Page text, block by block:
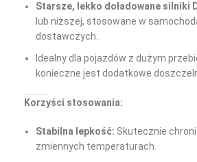
Starsze, lekko doładowane silniki
lub niższej, stosowane w
dostawczych.
Idealny dla pojazdów z dużym
konieczne jest dodatkowe
Korzyści stosowania:
Stabilna lepkość: Skutecznie
zmiennych temperaturach.